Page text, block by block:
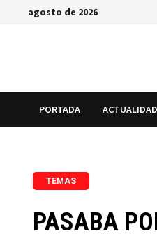
Saltaragosto de 2026
PORTADA ACTUALIDAD
TEMAS
PASABA